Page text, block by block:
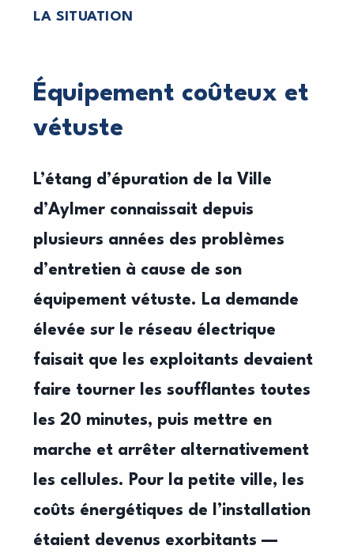
LA SITUATION
Équipement coûteux et
vétuste
L’étang d’épuration de la Ville
d’Aylmer connaissait depuis
plusieurs années des problèmes
d’entretien à cause de son
équipement vétuste. La demande
élevée sur
le réseau électrique
faisait que les exploitants devaient
faire tourner les soufflantes toutes
les 20 minutes, puis mettre en
marche et arrêter alternativement
les cellules. Pour la petite ville, les
coûts énergétiques de l’installation
étaient devenus exorbitants —